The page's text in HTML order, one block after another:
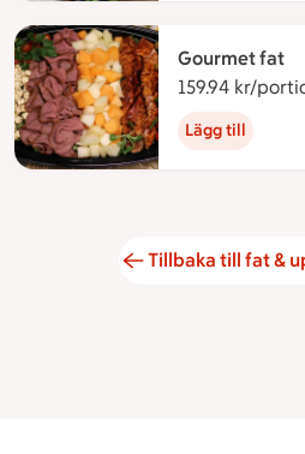
Gourmet fat
159.94 kr/
Lägg till
Tillbaka till fat &